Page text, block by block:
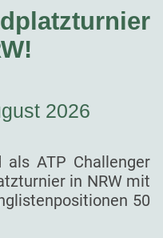
2026
als ATP Challenger
in NRW mit
50